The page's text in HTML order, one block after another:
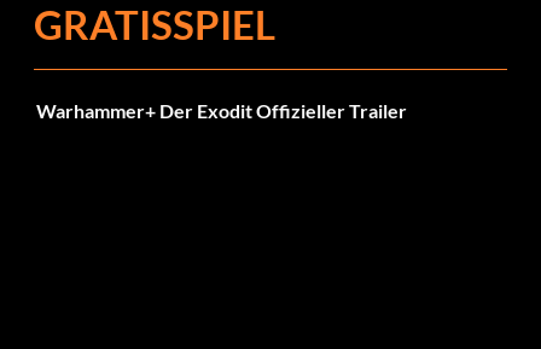
GRATISSPIEL
Warhammer+ Der Exodit Offizieller Trailer